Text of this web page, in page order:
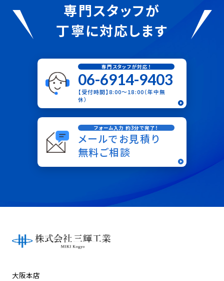
専門スタッフが
丁寧に対応します
専門スタッフが対応！
06-6914-9403
【受付時間】8:00〜18:00（年中無
休）
フォーム入力 約3分で完了！
メールでお見積り
無料ご相談
大阪本店